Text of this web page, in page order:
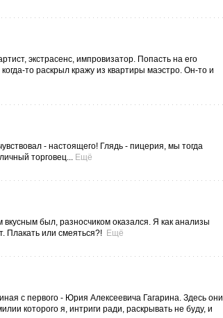
экстрасенс, импровизатор. Попасть на его
то раскрыл кражу из квартиры маэстро. Он-то и
- настоящего! Глядь - пицерия, мы тогда
торговец... Ещё
был, разносчиком оказался. Я как анализы
Плакать или смеяться?! Ещё
с первого - Юрия Алексеевича Гагарина. Здесь они
которого я, интриги ради, раскрывать не буду, и